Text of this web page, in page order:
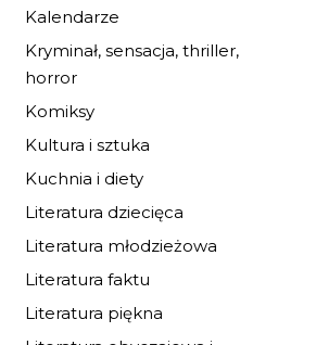
Kalendarze
Kryminał, sensacja, thriller,
horror
Komiksy
Kultura i sztuka
Kuchnia i diety
Literatura dziecięca
Literatura młodzieżowa
Literatura faktu
Literatura piękna